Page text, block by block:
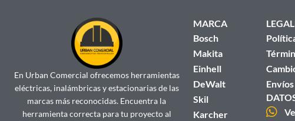
En Urban Comercial ofrecemos herramientas
eléctricas, inalámbricas y estacionarias de las
marcas más reconocidas. Encuentra la
herramienta correcta para tu proyecto al
MARCA
Bosch
Makita
Einhell
DeWalt
Skil
Karcher